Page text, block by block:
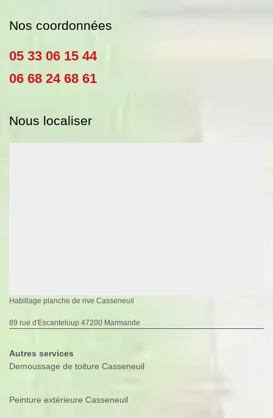
Nos coordonnées
05 33 06 15 44
06 68 24 68 61
Nous localiser
Habillage planche de rive Casseneuil
89 rue d'Escanteloup 47200 Marmande
Autres services
Demoussage de toiture Casseneuil
Peinture extérieure Casseneuil